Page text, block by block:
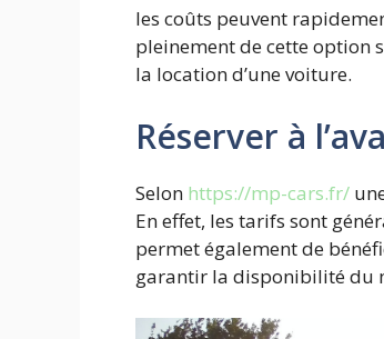
les coûts peuvent
pleinement de cette option
la location d’une voiture.
Réserver à
Selon https://mp-cars.fr/
En effet, les tarifs sont
permet également de
garantir la disponibilité du